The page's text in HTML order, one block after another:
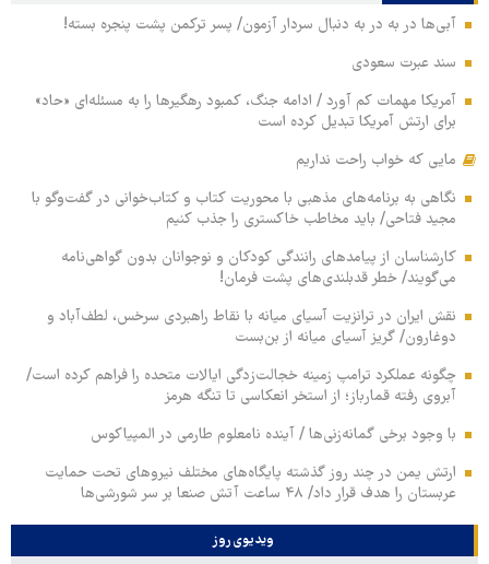
آبی‌ها در به در به دنبال سردار آزمون/ پسر ترکمن پشت پنجره بسته!
سند عبرت سعودی
آمریکا مهمات کم آورد / ادامه جنگ، کمبود رهگیرها را به مسئله‌ای «حاد»
برای ارتش آمریکا تبدیل کرده است
مایی که خواب راحت نداریم
نگاهی به برنامه‌های مذهبی با محوریت کتاب و کتاب‌خوانی در گفت‌وگو با
مجید فتاحی/ باید مخاطب خاکستری را جذب کنیم
کارشناسان از پیامدهای رانندگی کودکان و نوجوانان بدون گواهی‌نامه
می‌گویند/ خطر قدبلندی‌های پشت فرمان!
نقش ایران در ترانزیت آسیای میانه با نقاط راهبردی سرخس، لطف‌آباد و
دوغارون/ گریز آسیای میانه از بن‌بست
چگونه عملکرد ترامپ زمینه خجالت‌زدگی ایالات متحده را فراهم کرده است/
آبروی رفته قمارباز؛ از استخر انعکاسی تا تنگه هرمز
با وجود برخی گمانه‌زنی‌ها / آینده نامعلوم طارمی در المپیاکوس
ارتش یمن در چند روز گذشته پایگاه‌های مختلف نیروهای تحت حمایت
عربستان را هدف قرار داد/ ۴۸ ساعت آتش صنعا بر سر شورشی‌ها
ویدیوی روز